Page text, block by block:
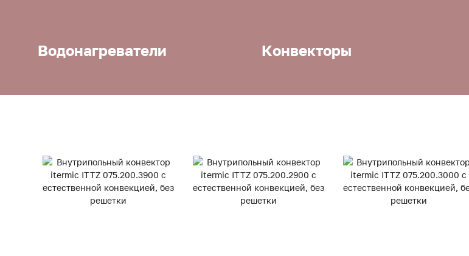
Водонагреватели Конвекторы